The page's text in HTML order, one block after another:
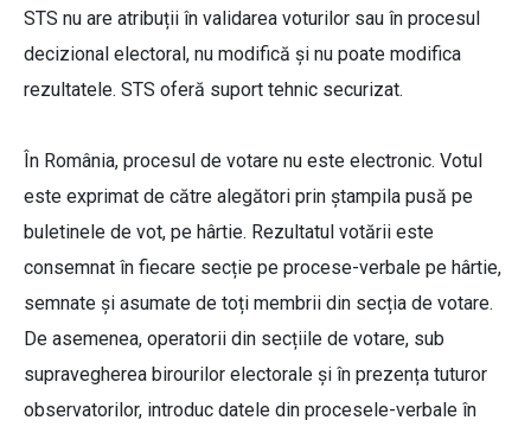
STS nu are atribuții în validarea voturilor sau în procesul
decizional electoral, nu modifică și nu poate modifica
rezultatele. STS oferă suport tehnic securizat.
În România, procesul de votare nu este electronic. Votul
este exprimat de către alegători prin ștampila pusă pe
buletinele de vot, pe hârtie. Rezultatul votării este
consemnat în fiecare secție pe procese-verbale pe hârtie,
semnate și asumate de toți membrii din secția de votare.
De asemenea, operatorii din secțiile de votare, sub
supravegherea birourilor electorale și în prezența tuturor
observatorilor, introduc datele din procesele-verbale în